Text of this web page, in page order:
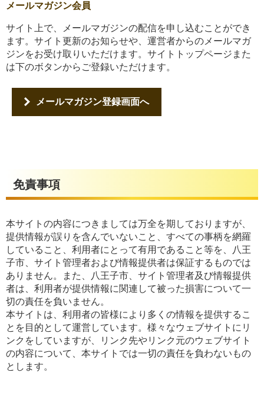
メールマガジン会員
サイト上で、メールマガジンの配信を申し込むことができ
ます。サイト更新のお知らせや、運営者からのメールマガ
ジンをお受け取りいただけます。サイトトップページまた
は下のボタンからご登録いただけます。
メールマガジン登録画面へ
免責事項
本サイトの内容につきましては万全を期しておりますが、
提供情報が誤りを含んでいないこと、すべての事柄を網羅
していること、利用者にとって有用であること等を、八王
子市、サイト管理者および情報提供者は保証するものでは
ありません。また、八王子市、サイト管理者及び情報提供
者は、利用者が提供情報に関連して被った損害について一
切の責任を負いません。
本サイトは、利用者の皆様により多くの情報を提供するこ
とを目的として運営しています。様々なウェブサイトにリ
ンクをしていますが、リンク先やリンク元のウェブサイト
の内容について、本サイトでは一切の責任を負わないもの
とします。